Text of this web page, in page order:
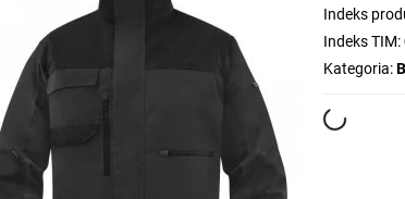
Indeks
Indeks TIM:
Kategoria: